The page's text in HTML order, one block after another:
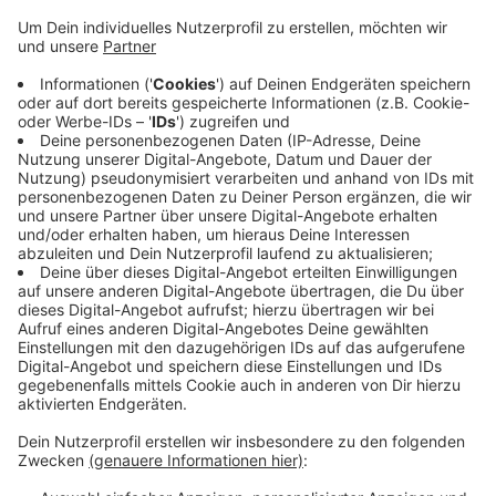
Anzeige
Hütter sei sehr fokussiert, offen und geradeaus, sagte
Virkus jetzt in einer Medienrunde. Er gab zu, die
Situation sei nicht einfach, aber die Borussia komme
da raus. Gladbach hat aktuell nur vier Punkte
Vorsprung auf die Abstiegsränge. Demnächst stehen
wegweisende Duelle gegen Teams aus der unteren
Tabellenhälfte an. Unter anderem geht's gegen
Wolfsburg und Stuttgart.
Anzeige